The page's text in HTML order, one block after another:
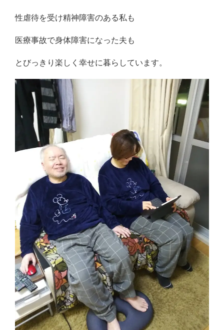
性虐待を受け精神障害のある私も
医療事故で身体障害になった夫も
とびっきり楽しく幸せに暮らしています。